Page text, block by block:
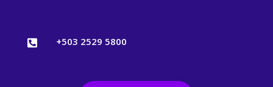
 +503 2529 5800